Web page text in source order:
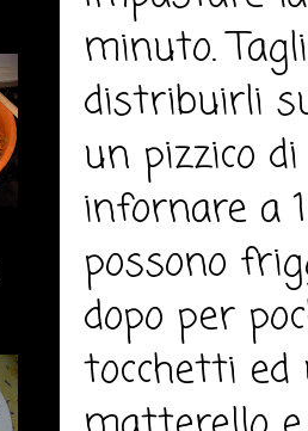
minuto.
distribuirli
un pizzico
infornare a
possono
dopo per
tocchetti ed